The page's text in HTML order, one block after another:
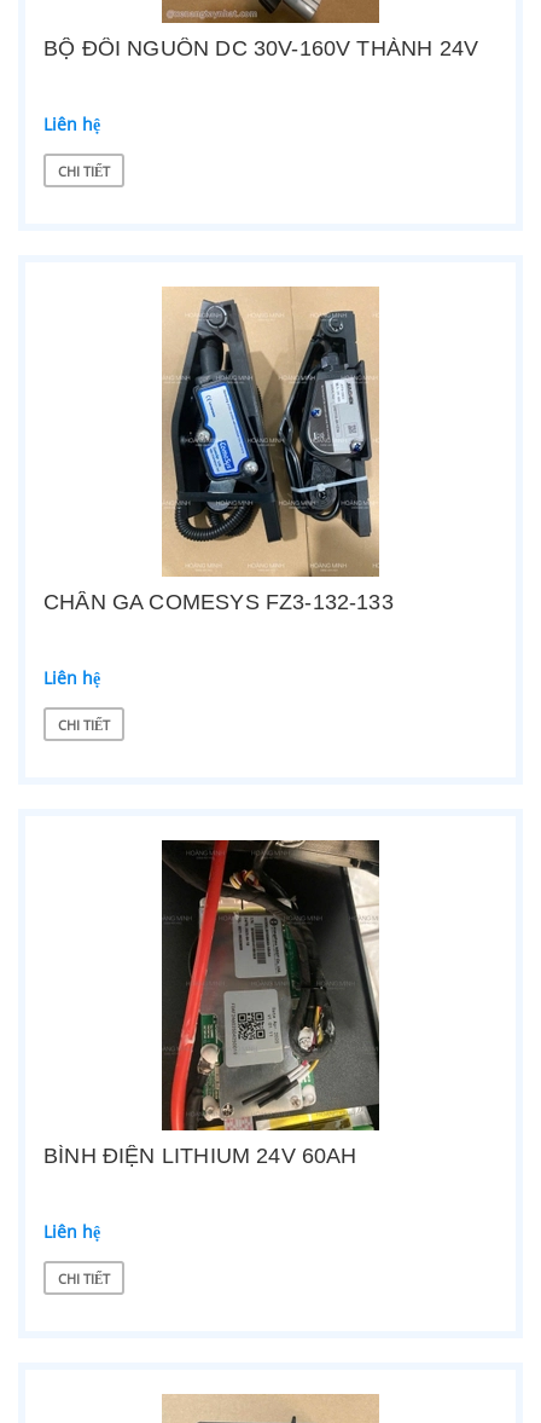
BỘ ĐỔI NGUỒN DC 30V-160V THÀNH 24V
Liên hệ
CHI TIẾT
CHÂN GA COMESYS FZ3-132-133
Liên hệ
CHI TIẾT
BÌNH ĐIỆN LITHIUM 24V 60AH
Liên hệ
CHI TIẾT